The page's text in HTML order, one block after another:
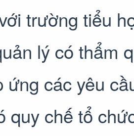
trường tiểu
lý có thẩm
ứng các yêu
quy chế tổ